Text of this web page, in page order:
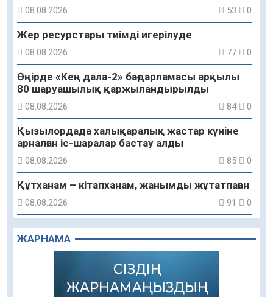
08.08.2026 53 0
Жер ресурстары тиімді игерілуде
08.08.2026 77 0
Өңірде «Кең дала-2» бағдарламасы арқылы
80 шаруашылық қаржыландырылды
08.08.2026 84 0
Қызылордада халықаралық жастар күніне
арналған іс-шаралар бастау алды
08.08.2026 85 0
Құтханам – кітапханам, жанымды жұтатпаған
08.08.2026 91 0
Құрылыс қарқыны – қала дамуының айғағы
08.08.2026
Зәулім ғимараттарда туған жерді түлеткен
азаматтардың қолтаңбасы бар
ЖАРНАМА